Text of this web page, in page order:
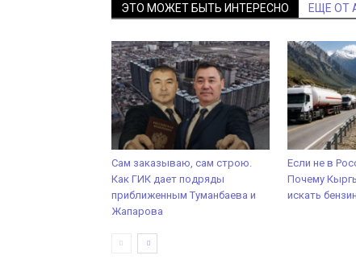
ЭТО МОЖЕТ БЫТЬ ИНТЕРЕСНО ЕЩЕ ОТ
Сам заказываю, сам строю.
Как ГИК дает подряды
приближенным Туманбаева и
Жапарова
Если не в
Почему
искать